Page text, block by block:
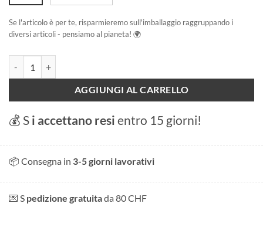
Se l'articolo è per te, risparmieremo sull'imballaggio raggruppando i
diversi articoli - pensiamo al pianeta! 🌍
AGGIUNGI AL CARRELLO
💰 S i accettano resi entro 15 giorni!
📦 Consegna in 3-5 giorni lavorativi
💌 S pedizione gratuitada 80 CHF